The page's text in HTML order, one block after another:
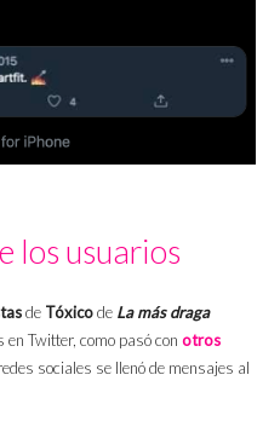
los usuarios
de Tóxicode La más draga
Twitter, como pasó con otros
sociales se llenó de mensajes al